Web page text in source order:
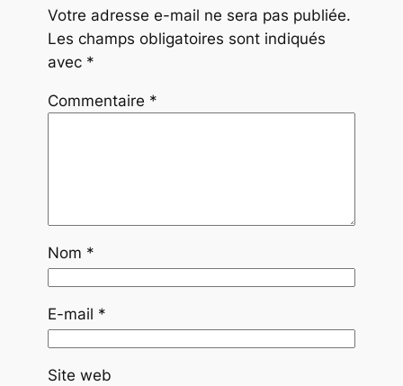
Votre adresse e-mail ne sera pas publiée.
Les champs obligatoires sont indiqués
avec *
Commentaire *
Nom *
E-mail *
Site web